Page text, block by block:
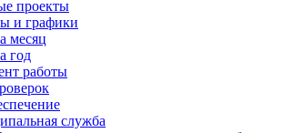
проекты
и графики
месяц
год
работы
служба